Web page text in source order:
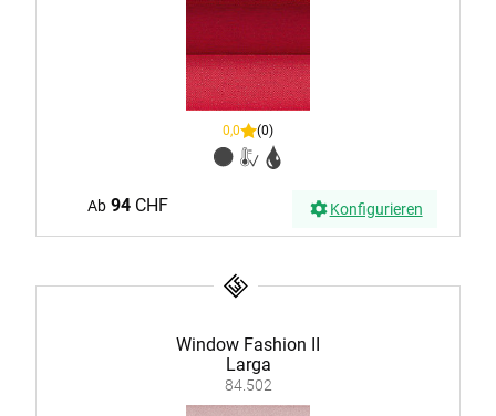
0,0 (0)
Ab 94CHF Konfigurieren
Window Fashion II
Larga
84.502